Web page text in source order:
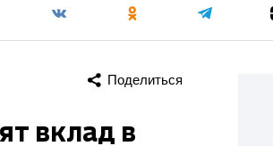
Поделиться
вклад в